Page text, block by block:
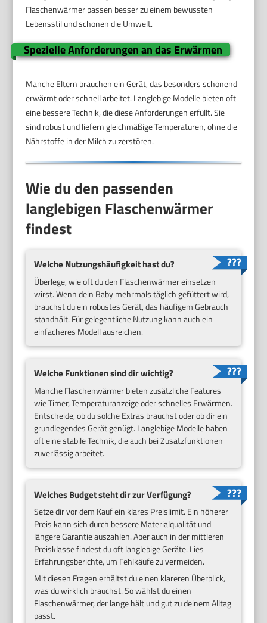
Flaschenwärmer passen besser zu einem bewussten
Lebensstil und schonen die Umwelt.
Spezielle Anforderungen an das Erwärmen
Manche Eltern brauchen ein Gerät, das besonders schonend
erwärmt oder schnell arbeitet. Langlebige Modelle bieten oft
eine bessere Technik, die diese Anforderungen erfüllt. Sie
sind robust und liefern gleichmäßige Temperaturen, ohne die
Nährstoffe in der Milch zu zerstören.
Wie du den passenden
langlebigen Flaschenwärmer
findest
Welche Nutzungshäufigkeit hast du?
Überlege, wie oft du den Flaschenwärmer einsetzen
wirst. Wenn dein Baby mehrmals täglich gefüttert wird,
brauchst du ein robustes Gerät, das häufigem Gebrauch
standhält. Für gelegentliche Nutzung kann auch ein
einfacheres Modell ausreichen.
Welche Funktionen sind dir wichtig?
Manche Flaschenwärmer bieten zusätzliche Features
wie Timer, Temperaturanzeige oder schnelles Erwärmen.
Entscheide, ob du solche Extras brauchst oder ob dir ein
grundlegendes Gerät genügt. Langlebige Modelle haben
oft eine stabile Technik, die auch bei Zusatzfunktionen
zuverlässig arbeitet.
Welches Budget steht dir zur Verfügung?
Setze dir vor dem Kauf ein klares Preislimit. Ein höherer
Preis kann sich durch bessere Materialqualität und
längere Garantie auszahlen. Aber auch in der mittleren
Preisklasse findest du oft langlebige Geräte. Lies
Erfahrungsberichte, um Fehlkäufe zu vermeiden.
Mit diesen Fragen erhältst du einen klareren Überblick,
was du wirklich brauchst. So wählst du einen
Flaschenwärmer, der lange hält und gut zu deinem Alltag
passt.